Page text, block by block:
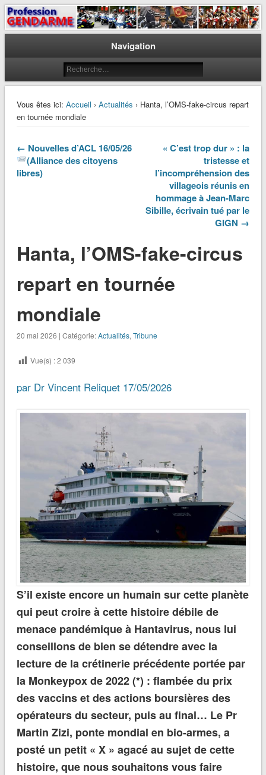
Profession Gendarme
Le journal des gendarmes
Navigation
Vous êtes ici: Accueil › Actualités › Hanta, l’OMS-fake-circus repart
en tournée mondiale
← Nouvelles d’ACL 16/05/26
(Alliance des citoyens
libres)
« C’est trop dur » : la
tristesse et
l’incompréhension des
villageois réunis en
hommage à Jean-Marc
Sibille, écrivain tué par le
GIGN →
Hanta, l’OMS-fake-circus
repart en tournée
mondiale
20 mai 2026 | Catégorie:Actualités, Tribune
Vue(s) :2 039
par Dr Vincent Reliquet 17/05/2026
S’il existe encore un humain sur cette planète
qui peut croire à cette histoire débile de
menace pandémique à Hantavirus, nous lui
conseillons de bien se détendre avec la
lecture de la crétinerie précédente portée par
la Monkeypox de 2022 (*) : flambée du prix
des vaccins et des actions boursières des
opérateurs du secteur, puis au final… Le Pr
Martin Zizi, ponte mondial en bio-armes, a
posté un petit « X » agacé au sujet de cette
histoire, que nous souhaitons vous faire